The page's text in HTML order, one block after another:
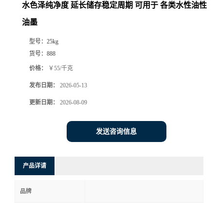
水色泽纯净度 延长储存稳定周期 可用于 各类水性油性
油墨
型号： 25kg
货号： 888
价格： ￥55/千克
发布日期： 2026-05-13
更新日期： 2026-08-09
发送咨询信息
产品详请
品牌